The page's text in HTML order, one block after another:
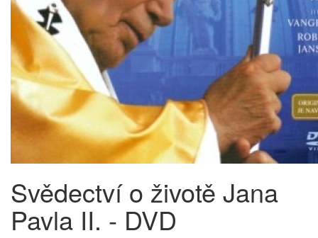
Svědectví o životě Jana
Pavla II. - DVD